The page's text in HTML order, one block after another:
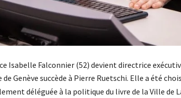
Falconnier (52) devient directrice
Genève succède à Pierre Ruetschi. Elle a été
déléguée à la politique du livre de la Ville de